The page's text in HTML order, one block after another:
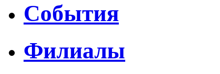
События
Филиалы